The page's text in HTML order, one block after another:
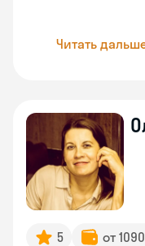
Читать
5 от